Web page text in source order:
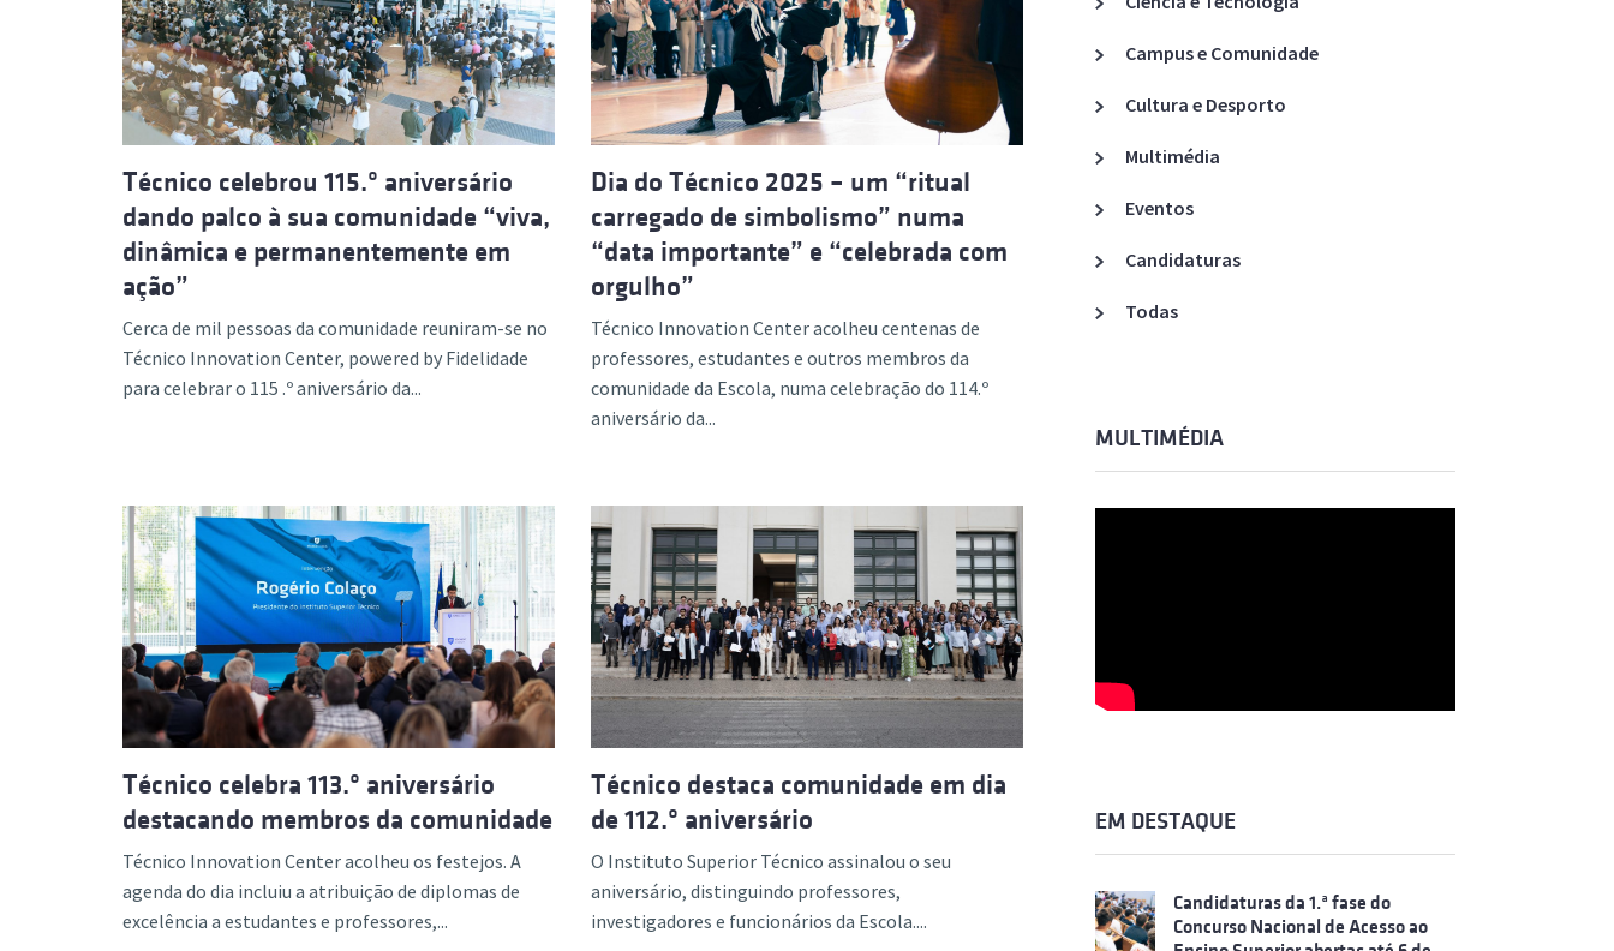
Formação Avançada
Acreditações A3ES
Técnico celebrou 115.º aniversário
dando palco à sua comunidade “viva,
dinâmica e permanentemente em
ação”
Cerca de mil pessoas da comunidade reuniram-se no
Técnico Innovation Center, powered by Fidelidade
para celebrar o 115 .º aniversário da...
Dia do Técnico 2025 – um “ritual
carregado de simbolismo” numa
“data importante” e “celebrada com
orgulho”
Técnico Innovation Center acolheu centenas de
professores, estudantes e outros membros da
comunidade da Escola, numa celebração do 114.º
aniversário da...
Técnico celebra 113.º aniversário
destacando membros da comunidade
Técnico Innovation Center acolheu os festejos. A
agenda do dia incluiu a atribuição de diplomas de
excelência a estudantes e professores,...
Técnico destaca comunidade em dia
de 112.º aniversário
O Instituto Superior Técnico assinalou o seu
aniversário, distinguindo professores,
investigadores e funcionários da Escola....
Campus e Comunidade
Cultura e Desporto
Multimédia
Eventos
Candidaturas
Todas
MULTIMÉDIA
EM DESTAQUE
Candidaturas da 1.ª fase do
Concurso Nacional de Acesso ao